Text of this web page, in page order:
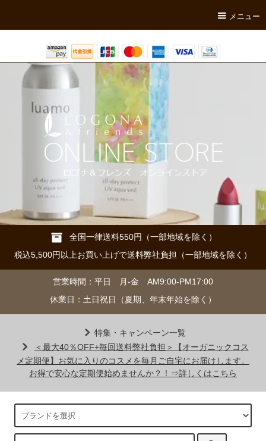
メニュー
全国一律送料550円（一部地域を除く）
税込5,500円以上お買い上げで送料弊社負担（一部地域を除く）
営業時間：平日 月-金 AM9:00-PM17:00
休業日：土日祝日（夏期、年末年始を除く）
特集・キャンペーン一覧
＜最大40％OFF+毎回送料弊社負担＞【オーガニックコス
メ定期便】お気に入りのコスメを毎月ご自宅にお届けします。
お得で安心な定期便始めませんか？！⇒詳しくはこちら